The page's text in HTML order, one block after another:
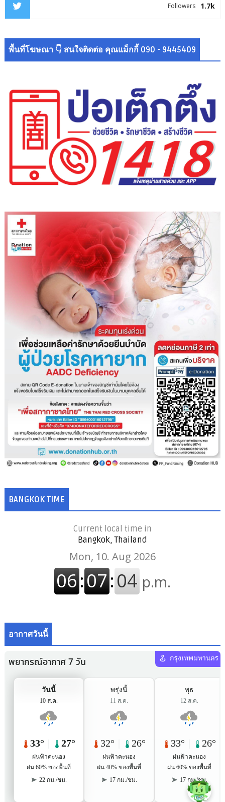
1.7k
Followers
พื้นที่โฆษณา 👇 สนใจติดต่อ คุณแม็กกี้ 090 - 9445409
BANGKOK TIME
Current local time in
Bangkok, Thailand
อากาศวันนี้